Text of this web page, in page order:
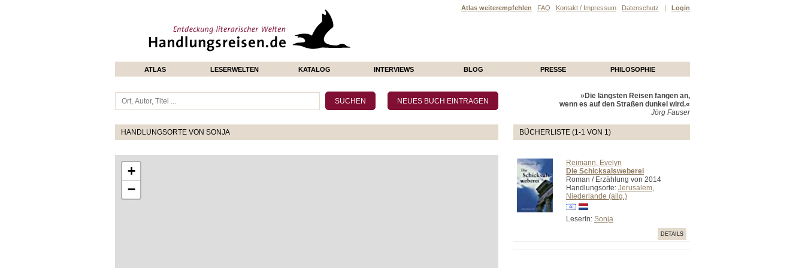
Atlas weiterempfehlen FAQ Kontakt / Impressum Datenschutz | Login
ATLAS LESERWELTEN KATALOG INTERVIEWS BLOG PRESSE PHILOSOPHIE
HANDLUNGSORTE VON SONJA
+
−
»Die längsten Reisen fangen an,
wenn es auf den Straßen dunkel wird.«
Jörg Fauser
BÜCHERLISTE (1-1 VON 1)
Reimann, Evelyn
Die Schicksalsweberei
Roman / Erzählung von 2014
Handlungsorte: Jerusalem,
Niederlande (allg.)
LeserIn: Sonja
DETAILS